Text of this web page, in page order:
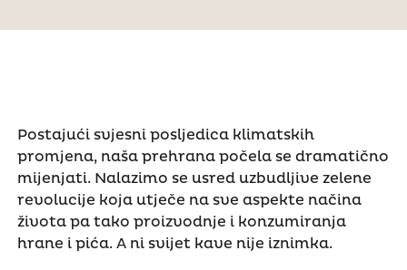
Postajući svjesni posljedica klimatskih
promjena, naša prehrana počela se dramatično
mijenjati. Nalazimo se usred uzbudljive zelene
revolucije koja utječe na sve aspekte načina
života pa tako proizvodnje i konzumiranja
hrane i pića. A ni svijet kave nije iznimka.